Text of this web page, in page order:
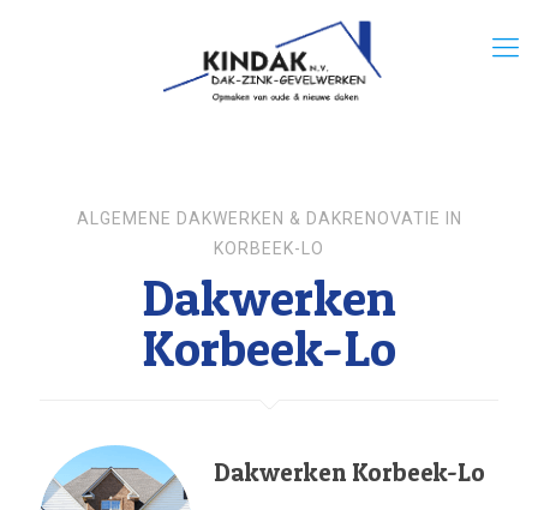
ALGEMENE DAKWERKEN & DAKRENOVATIE IN
KORBEEK-LO
Dakwerken
Korbeek-Lo
Dakwerken Korbeek-Lo